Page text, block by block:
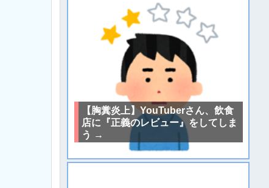
【胸糞炎上】YouTuberさん、飲食
店に『正義のレビュー』をしてしま
う →